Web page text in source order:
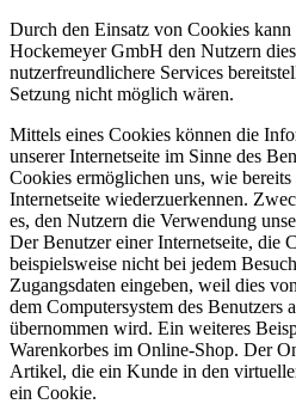
Durch den Einsatz von Cookies
Hockemeyer GmbH den Nutzern
nutzerfreundlichere Services
Setzung nicht möglich wären.
Mittels eines Cookies können die
unserer Internetseite im Sinne des
Cookies ermöglichen uns, wie
Internetseite wiederzuerkennen.
es, den Nutzern die Verwendung
Der Benutzer einer Internetseite, die
beispielsweise nicht bei jedem
Zugangsdaten eingeben, weil dies
dem Computersystem des Benutzers
übernommen wird. Ein weiteres
Warenkorbes im Online-Shop. Der
Artikel, die ein Kunde in den
ein Cookie.